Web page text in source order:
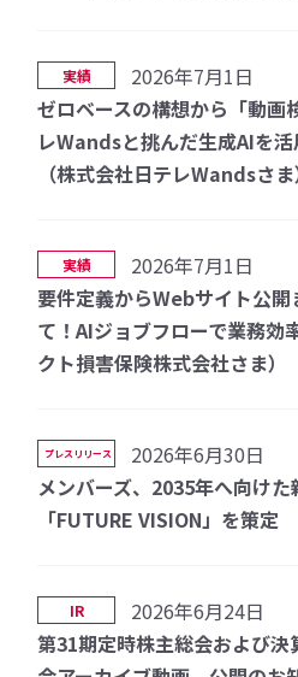
実績
2026年7月1日
ゼロベースの構想から「動画
レWandsと挑んだ生成AIを
（株式会社日テレWandsさま
実績
2026年7月1日
要件定義からWebサイト公
て！AIジョブフローで業務効
クト損害保険株式会社さま）
プレスリリース
2026年6月30日
メンバーズ、2035年へ向け
「FUTURE VISION」を策定
IR
2026年6月24日
第31期定時株主総会および